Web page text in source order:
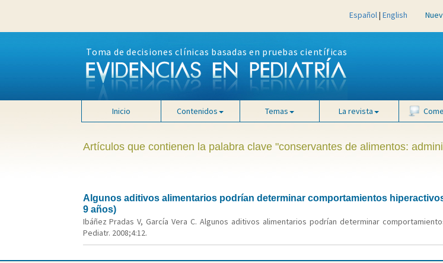
Español| English
Toma de decisiones clínicas basadas en pruebas científicas
Inicio Contenidos Temas La revista
Artículos que contienen la palabra clave "conservantes de alimentos:
Algunos aditivos alimentarios podrían determinar comportamientos
9 años)
Ibáñez Pradas V, García Vera C. Algunos aditivos alimentarios podrían determinar
Pediatr. 2008;4:12.